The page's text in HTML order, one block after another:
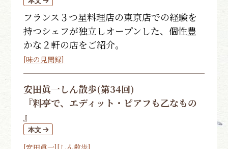
フランス３つ星料理店の東京店での経験を
持つシェフが独立しオープンした、個性豊
かな２軒の店をご紹介。
[味の見聞録]
安田眞一しん散歩(第34回)
『料亭で、エディット・ピアフも乙なもの
』